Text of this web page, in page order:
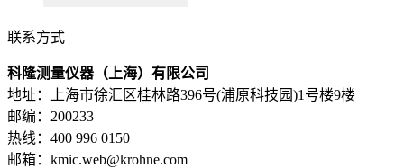
联系方式
科隆测量仪器（上海）有限公司
地址：上海市徐汇区桂林路396号(浦原科技园)1号楼9楼
邮编：200233
热线：400 996 0150
邮箱：kmic.web@krohne.com